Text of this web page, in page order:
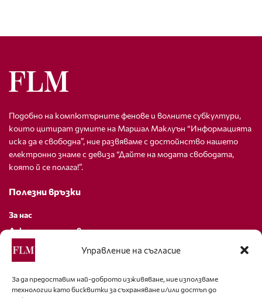
Управление на съгласие
За да предоставим най-доброто изживяване, ние използваме
технологии като бисквитки за съхраняване и/или достъп до
Подобно на компютърните фенове и волните субкултури,
които цитират думите на Маршал Маклуън “Информацията
иска да е свободна”, ние развяваме с достойнство нашето
електронно знаме с девиза “Дайте на модата свободата,
която й се полага!”.
Полезни връзки
За нас
Декларация за поверителност
Политика за бисквитки
За контакти